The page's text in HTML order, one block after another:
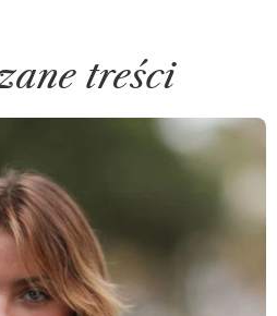
treści